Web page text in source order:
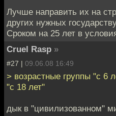
Лучше направить их на
других нужных
Сроком на 25 лет в
Cruel Rasp »
#27 | 09.06.08 16:49
> возрастные группы "с 6
"с 18 лет"
дык в "цивилизованном"